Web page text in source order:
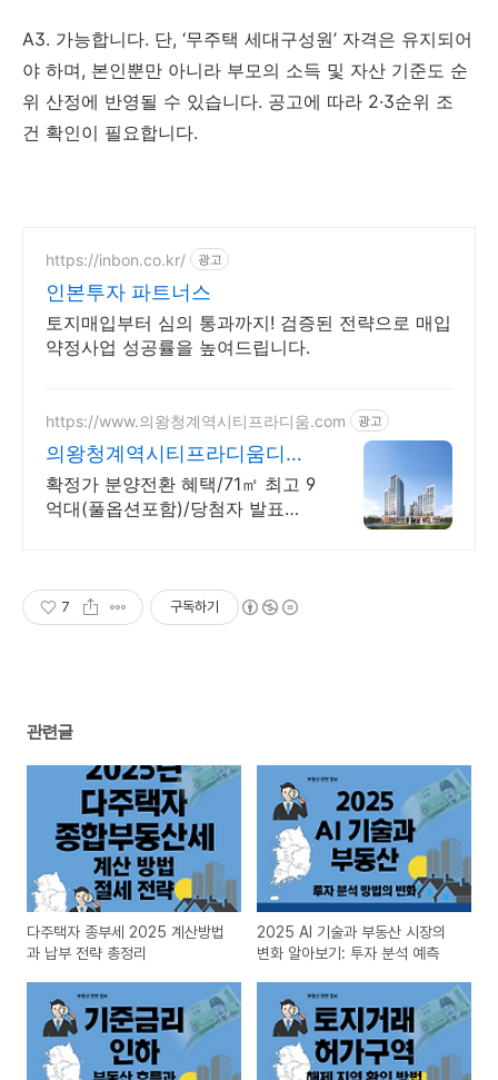
A3. 가능합니다. 단, ‘무주택 세대구성원’ 자격은 유지되어
야 하며, 본인뿐만 아니라 부모의 소득 및 자산 기준도 순
위 산정에 반영될 수 있습니다. 공고에 따라 2·3순위 조
건 확인이 필요합니다.
https://inbon.co.kr/ 광고
인본투자 파트너스
토지매입부터 심의 통과까지! 검증된 전략으로 매입
약정사업 성공률을 높여드립니다.
https://www.의왕청계역시티프라디움.com 광고
의왕청계역시티프라디움디하
모니
확정가 분양전환 혜택/71㎡ 최고 9
억대(풀옵션포함)/당첨자 발표
7 구독하기
관련글
다주택자 종부세 2025 계산방법
과 납부 전략 총정리
2025 AI 기술과 부동산 시장의
변화 알아보기: 투자 분석 예측